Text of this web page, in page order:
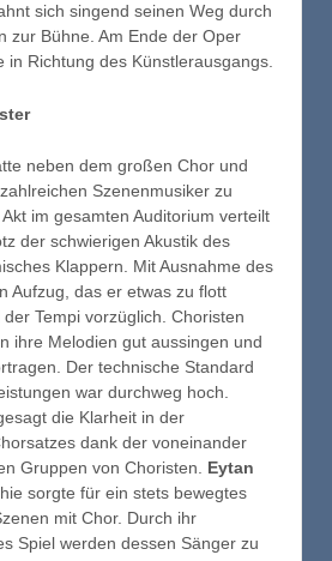
sich singend seinen Weg durch
zur Bühne. Am Ende der Oper
in Richtung des Künstlerausgangs.
neben dem großen Chor und
Szenenmusiker zu
im gesamten Auditorium verteilt
der schwierigen Akustik des
Klappern. Mit Ausnahme des
Aufzug, das er etwas zu flott
Tempi vorzüglich. Choristen
ihre Melodien gut aussingen und
Der technische Standard
war durchweg hoch.
die Klarheit in der
dank der voneinander
Gruppen von Choristen. Eytan
sorgte für ein stets bewegtes
mit Chor. Durch ihr
Spiel werden dessen Sänger zu